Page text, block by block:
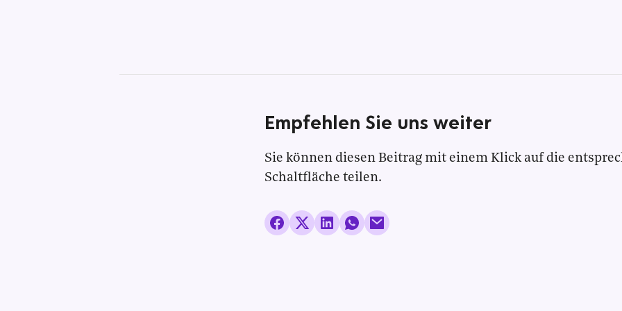
Empfehlen Sie uns weiter
Sie können diesen Beitrag mit einem Klick auf die
Schaltfläche teilen.